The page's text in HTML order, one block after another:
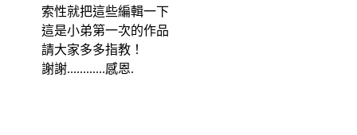
索性就把這些編輯一下
這是小弟第一次的作品
請大家多多指教！
謝謝............感恩.